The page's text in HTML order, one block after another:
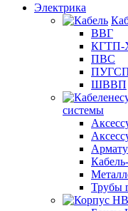
Электрика
ВВГ
КГТП-
ПВС
ШВВП
системы
Трубы